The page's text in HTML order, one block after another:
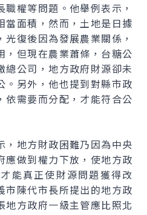
權等問題。他舉例表示，
當面積，然而，土地是日據
復後因為發展農業關係，
，但現在農業蕭條，台糖公
總公司，地方政府財源卻未
。另外，他也提到對縣市政
依需要而分配，才能符合公
地方財政困難乃因為中央
應做到權力下放，使地方政
能真正使財源問題獲得改
市陳代市長所提出的地方政
地方政府一級主管應比照北